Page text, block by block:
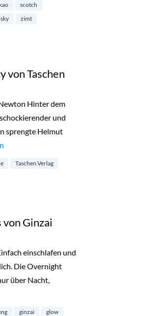
scotch
zimt
von Taschen
Hinter dem
und
sprengte Helmut
Helmut Newton. Legacy von Taschen“
Taschen Verlag
Ginzai
einschlafen und
Die Overnight
über Nacht,
von Ginzai“
ginzai
glow